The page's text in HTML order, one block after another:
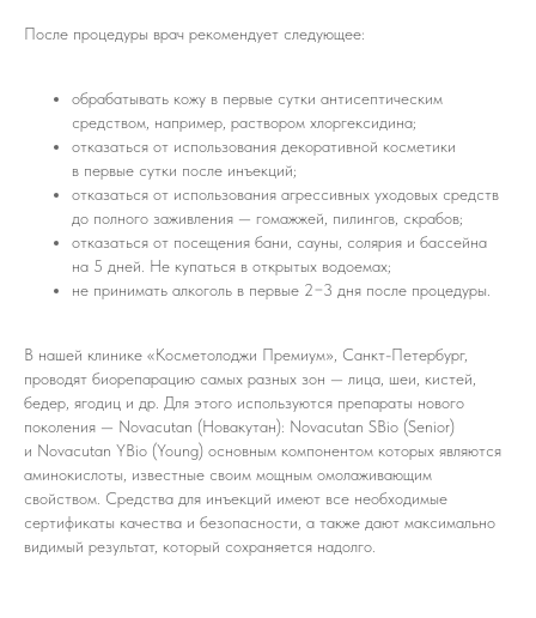
После процедуры врач рекомендует следующее:
обрабатывать кожу в первые сутки антисептическим
средством, например, раствором хлоргексидина;
отказаться от использования декоративной косметики
в первые сутки после инъекций;
отказаться от использования агрессивных уходовых средств
до полного заживления — гомажжей, пилингов, скрабов;
отказаться от посещения бани, сауны, солярия и бассейна
на 5 дней. Не купаться в открытых водоемах;
не принимать алкоголь в первые 2−3 дня после процедуры.
В нашей клинике «Косметолоджи Премиум», Санкт-Петербург,
проводят биорепарацию самых разных зон — лица, шеи, кистей,
бедер, ягодиц и др. Для этого используются препараты нового
поколения — Novacutan (Новакутан): Novacutan SBio (Senior)
и Novacutan YBio (Young) основным компонентом которых являются
аминокислоты, известные своим мощным омолаживающим
свойством. Средства для инъекций имеют все необходимые
сертификаты качества и безопасности, а также дают максимально
видимый результат, который сохраняется надолго.